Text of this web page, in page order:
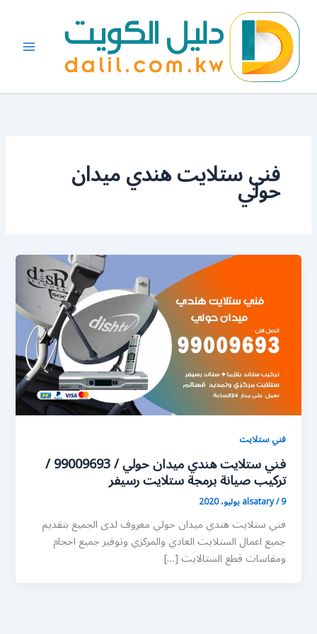
المحتوى
فني ستلايت هندي ميدان
حولي
فني ستلايت
فني ستلايت هندي ميدان حولي / 99009693 /
تركيب صيانة برمجة ستلايت رسيفر
alsatary/9 يوليو، 2020
فني ستلايت هندي ميدان حولي معروف لدى الجميع بتقديم
جميع اعمال الستلايت العادي والمركزي وتوفير جميع احجام
ومقاسات قطع الستالايت […]